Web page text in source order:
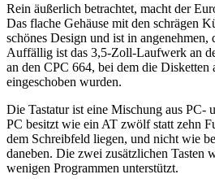
Rein äußerlich betrachtet, macht der
Das flache Gehäuse mit den schrägen
schönes Design und ist in angenehmen,
Auffällig ist das 3,5-Zoll-Laufwerk an
an den CPC 664, bei dem die Disketten
eingeschoben wurden.
Die Tastatur ist eine Mischung aus PC-
PC besitzt wie ein AT zwölf statt zehn
dem Schreibfeld liegen, und nicht wie
daneben. Die zwei zusätzlichen Tasten
wenigen Programmen unterstützt.